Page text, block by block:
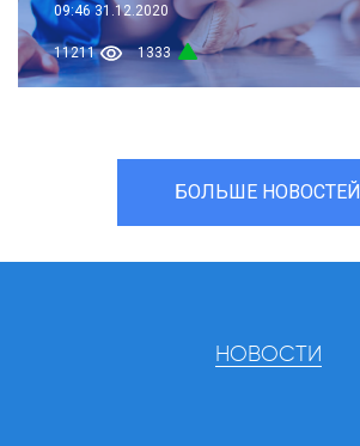
09:46 31.12.2020
11211 1333
БОЛЬШЕ НОВОСТЕЙ
НОВОСТИ